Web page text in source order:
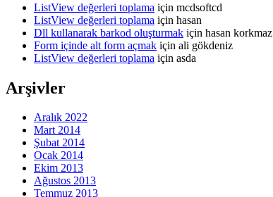
ListView değerleri toplama için mcdsoftcd
ListView değerleri toplama için hasan
Dll kullanarak barkod oluşturmak için hasan korkmaz
Form içinde alt form açmak için ali gökdeniz
ListView değerleri toplama için asda
Arşivler
Aralık 2022
Mart 2014
Şubat 2014
Ocak 2014
Ekim 2013
Ağustos 2013
Temmuz 2013